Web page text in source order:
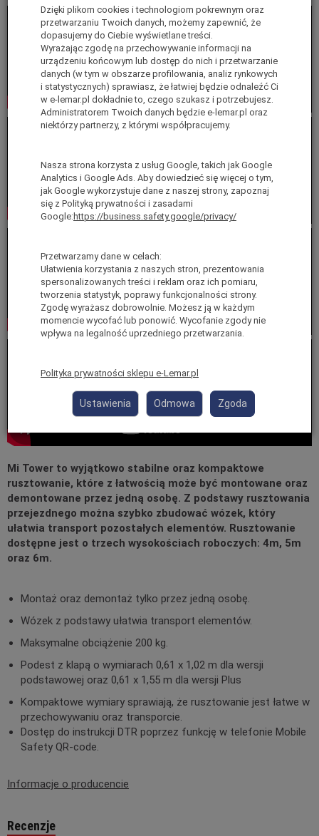
Mi Tower to wyjątkowo stabilne oraz kompaktowe
rusztowanie, które z łatwością może być montowane oraz
demontowane przez jedną osobę. Z podstawy rusztowania
przejezdnego można szybko zbudować wózek, który
ułatwia transport pozostałych elementów. Rusztowanie
dostępne jest o trzech wysokościach roboczych: 4m, 5m
oraz 6m.
Montaż oraz demontaż tylko przez jedną osobę.
Wózek z podstawy ułatwia transport elementów.
Maksymalne obciążenie 200 kg.
Podest z klapą o wymiarach 0,61 x 1,02 m dla wersji
podstawowej oraz 0,61 x 1,55 m dla wersji Plus
Kompaktowe wymiary sprawiają, że rusztowanie jest łatwe w
przechowywaniu oraz transporcie.
Dostęp do instrukcji DTR poprzez funkcję w telefonie Mobile
Safety QR-code.
Informacje o producencie
Recenzje
Dzięki plikom cookies i technologiom pokrewnym oraz
przetwarzaniu Twoich danych, możemy zapewnić, że
dopasujemy do Ciebie wyświetlane treści.
Wyrażając zgodę na przechowywanie informacji na
urządzeniu końcowym lub dostęp do nich i przetwarzanie
danych (w tym w obszarze profilowania, analiz rynkowych
i statystycznych) sprawiasz, że łatwiej będzie odnaleźć Ci
w e-lemar.pl dokładnie to, czego szukasz i potrzebujesz.
Administratorem Twoich danych będzie e-lemar.pl oraz
niektórzy partnerzy, z którymi współpracujemy.
Nasza strona korzysta z usług Google, takich jak Google
Analytics i Google Ads. Aby dowiedzieć się więcej o tym,
jak Google wykorzystuje dane z naszej strony, zapoznaj
się z Polityką prywatności i zasadami
Google:https://business.safety.google/privacy/
Przetwarzamy dane w celach:
Ułatwienia korzystania z naszych stron, prezentowania
spersonalizowanych treści i reklam oraz ich pomiaru,
tworzenia statystyk, poprawy funkcjonalności strony.
Zgodę wyrażasz dobrowolnie. Możesz ją w każdym
momencie wycofać lub ponowić. Wycofanie zgody nie
wpływa na legalność uprzedniego przetwarzania.
Polityka prywatności sklepu e-Lemar.pl
Ustawienia Odmowa Zgoda